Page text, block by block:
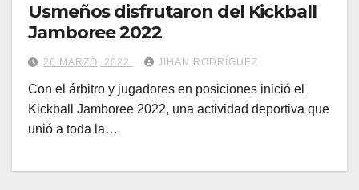
Usmeños disfrutaron del Kickball
Jamboree 2022
26 MARZO, 2022 JIHAN RODRÍGUEZ
Con el árbitro y jugadores en posiciones inició el
Kickball Jamboree 2022, una actividad deportiva que
unió a toda la…